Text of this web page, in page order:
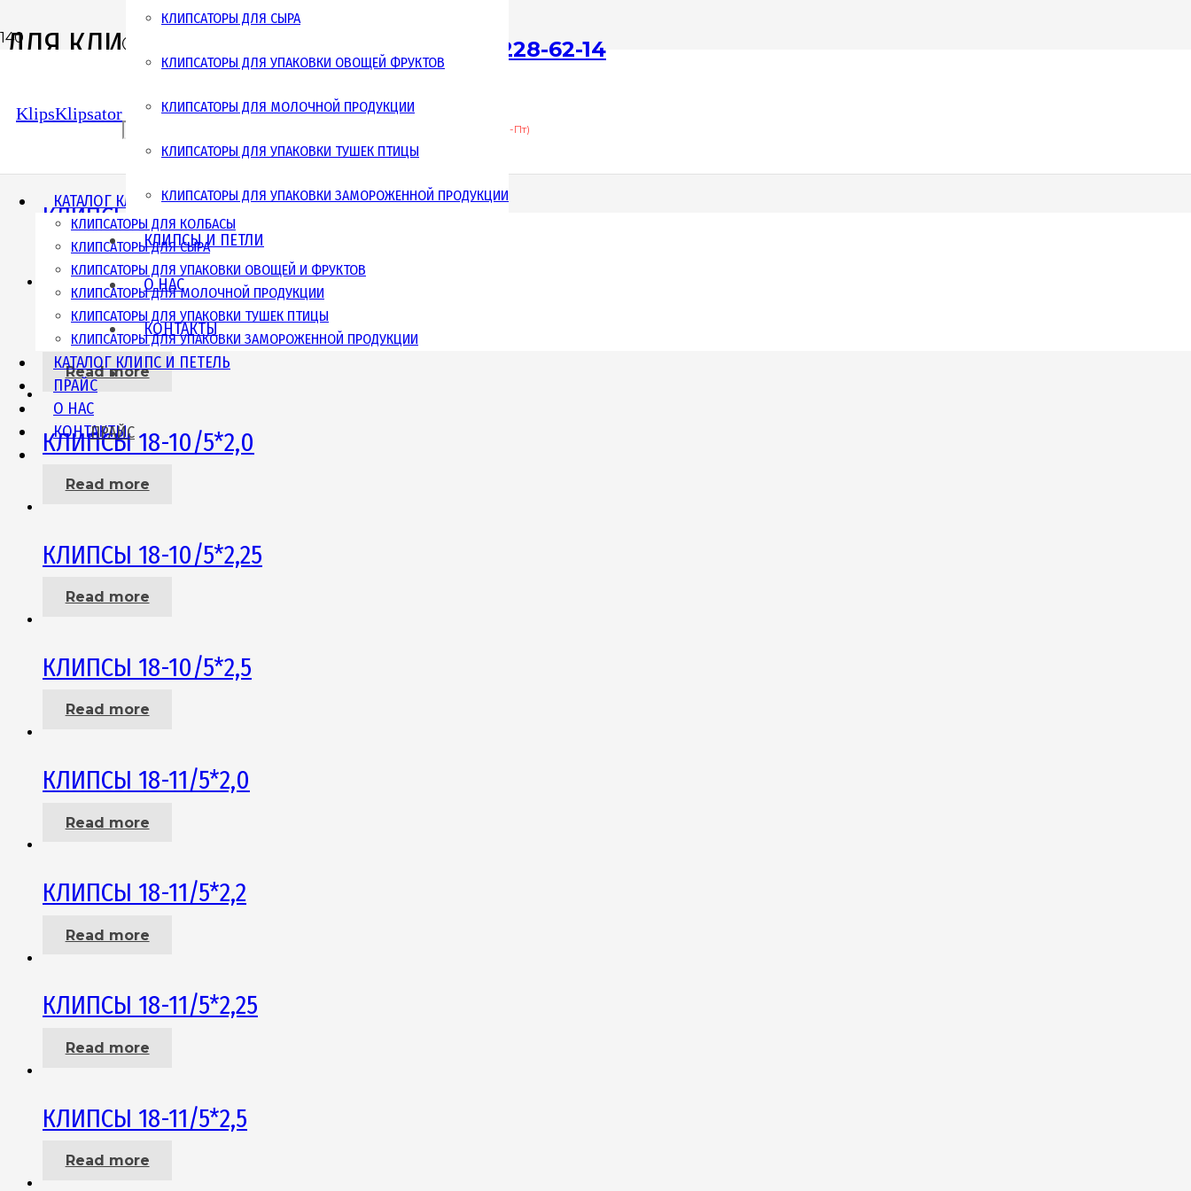
KlipsKlipsator
+7 (987) 228-62-14
С 8:00 до 17:00 (Пн-Пт)
КЛИПСАТОРЫ ДЛЯ СЫРА
КЛИПСАТОРЫ ДЛЯ УПАКОВКИ ОВОЩЕЙ ФРУКТОВ
КЛИПСАТОРЫ ДЛЯ МОЛОЧНОЙ ПРОДУКЦИИ
КЛИПСАТОРЫ ДЛЯ УПАКОВКИ ТУШЕК ПТИЦЫ
КЛИПСАТОРЫ ДЛЯ УПАКОВКИ ЗАМОРОЖЕННОЙ ПРОДУКЦИИ
КЛИПСЫ И ПЕТЛИ
О НАС
КОНТАКТЫ
ПРАЙС
КАТАЛОГ КЛИПСАТОРОВ
КЛИПСАТОРЫ ДЛЯ КОЛБАСЫ
КЛИПСАТОРЫ ДЛЯ СЫРА
КЛИПСАТОРЫ ДЛЯ УПАКОВКИ ОВОЩЕЙ И ФРУКТОВ
КЛИПСАТОРЫ ДЛЯ МОЛОЧНОЙ ПРОДУКЦИИ
КЛИПСАТОРЫ ДЛЯ УПАКОВКИ ТУШЕК ПТИЦЫ
КЛИПСАТОРЫ ДЛЯ УПАКОВКИ ЗАМОРОЖЕННОЙ ПРОДУКЦИИ
КАТАЛОГ КЛИПС И ПЕТЕЛЬ
ПРАЙС
О НАС
КОНТАКТЫ
ДЛЯ КЛИПСАТОРОВ
КЛИПСЫ 18-09/5*1,75
Read more
КЛИПСЫ 18-09/5*2,0
Read more
КЛИПСЫ 18-10/5*2,0
Read more
КЛИПСЫ 18-10/5*2,25
Read more
КЛИПСЫ 18-10/5*2,5
Read more
КЛИПСЫ 18-11/5*2,0
Read more
КЛИПСЫ 18-11/5*2,2
Read more
КЛИПСЫ 18-11/5*2,25
Read more
КЛИПСЫ 18-11/5*2,5
Read more